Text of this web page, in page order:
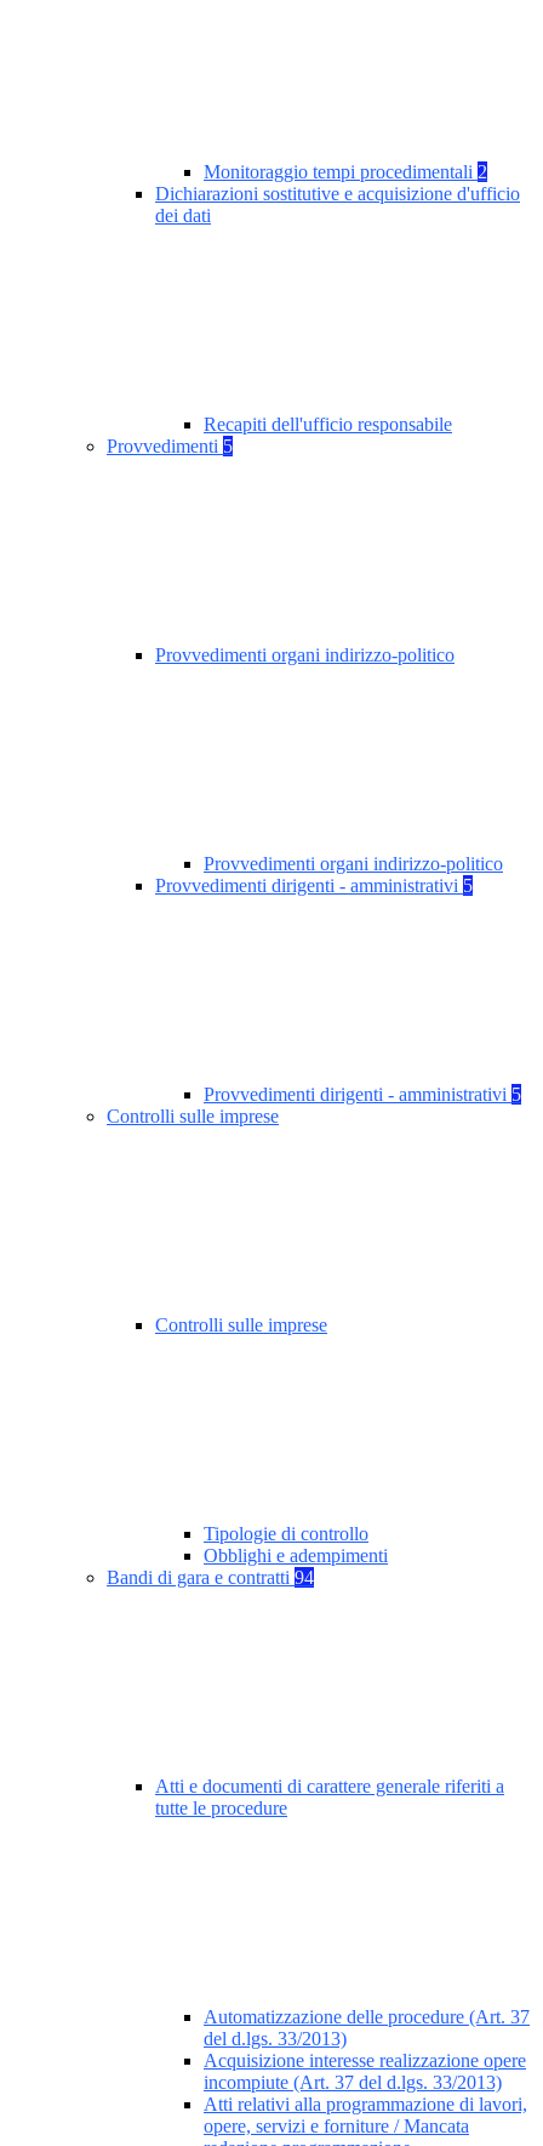
Monitoraggio tempi procedimentali 2
Dichiarazioni sostitutive e acquisizione d'ufficio
dei dati
Recapiti dell'ufficio responsabile
Provvedimenti 5
Provvedimenti organi indirizzo-politico
Provvedimenti organi indirizzo-politico
Provvedimenti dirigenti - amministrativi 5
Provvedimenti dirigenti - amministrativi 5
Controlli sulle imprese
Controlli sulle imprese
Tipologie di controllo
Obblighi e adempimenti
Bandi di gara e contratti 94
Atti e documenti di carattere generale riferiti a
tutte le procedure
Automatizzazione delle procedure (Art. 37
del d.lgs. 33/2013)
Acquisizione interesse realizzazione opere
incompiute (Art. 37 del d.lgs. 33/2013)
Atti relativi alla programmazione di lavori,
opere, servizi e forniture / Mancata